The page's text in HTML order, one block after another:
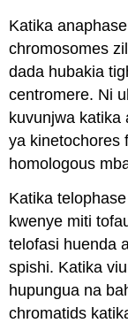
Katika
chromosomes
dada hubakia
centromere. Ni
kuvunjwa katika
ya kinetochores
homologous
Katika
kwenye miti
telofasi huenda
spishi. Katika
hupungua na
chromatids